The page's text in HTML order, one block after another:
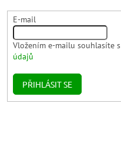
E-mail
Vložením e-mailu souhlasíte s
údajů
PŘIHLÁSIT SE